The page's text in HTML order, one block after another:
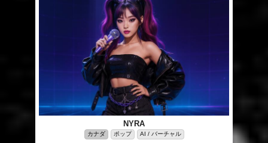
NYRA
カナダ ポップ AI / バーチャル